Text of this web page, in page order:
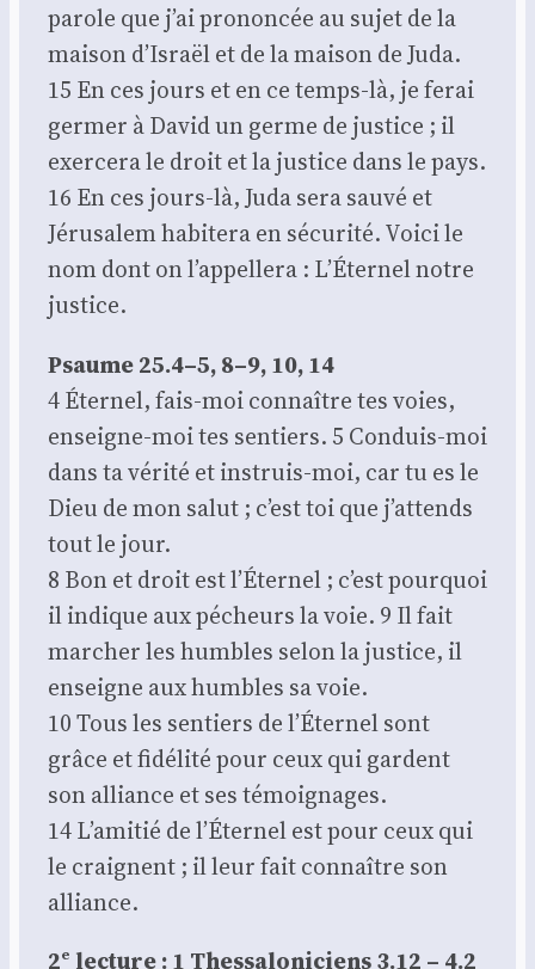
parole que j’ai pro­non­cée au sujet de la
mai­son d’Israël et de la mai­son de Juda.
15 En ces jours et en ce temps-là, je ferai
ger­mer à David un germe de jus­tice ; il
exer­ce­ra le droit et la jus­tice dans le pays.
16 En ces jours-là, Juda sera sau­vé et
Jéru­sa­lem habi­te­ra en sécu­ri­té. Voi­ci le
nom dont on l’appellera : L’Éternel notre
jus­tice.
Psaume 25.4–5, 8–9, 10, 14
4 Éter­nel, fais-moi connaître tes voies,
enseigne-moi tes sen­tiers. 5 Conduis-moi
dans ta véri­té et ins­truis-moi, car tu es le
Dieu de mon salut ; c’est toi que j’attends
tout le jour.
8 Bon et droit est l’Éternel ; c’est pour­quoi
il indique aux pécheurs la voie. 9 Il fait
mar­cher les humbles selon la jus­tice, il
enseigne aux humbles sa voie.
10 Tous les sen­tiers de l’Éternel sont
grâce et fidé­li­té pour ceux qui gardent
son alliance et ses témoi­gnages.
14 L’amitié de l’Éternel est pour ceux qui
le craignent ; il leur fait connaître son
alliance.
2ᵉ lec­ture : 1 Thes­sa­lo­ni­ciens 3.12 – 4.2